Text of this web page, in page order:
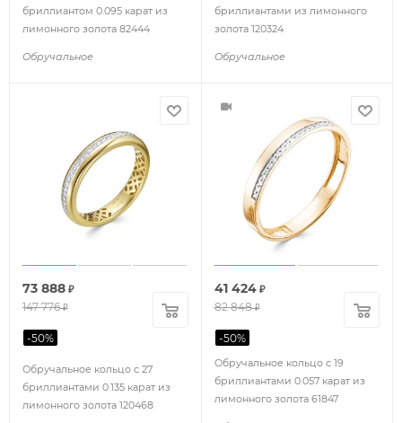
бриллиантом 0.095 карат из
лимонного золота 82444
Обручальное
бриллиантами из лимонного
золота 120324
Обручальное
Обручальное кольцо с 27
бриллиантами 0.135 карат из
лимонного золота 120468
73 888 ₽
147 776₽
-50%
Обручальное кольцо с 19
бриллиантами 0.057 карат из
лимонного золота 61847
41 424₽
82 848₽
-50%